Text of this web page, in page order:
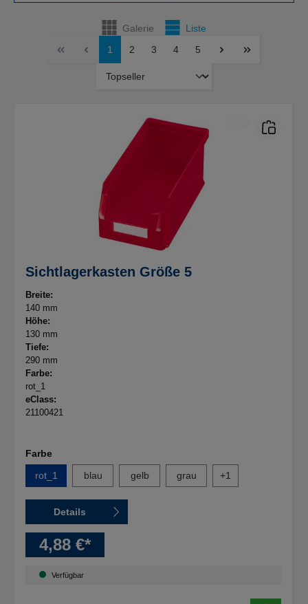
Galerie
Liste
1
2 3 4 5
Sichtlagerkasten Größe 5
Breite:
140 mm
Höhe:
130 mm
Tiefe:
290 mm
Farbe:
rot_1
eClass:
21100421
Farbe
rot_1
blau gelb grau +1
Details
4,88 €*
Verfügbar